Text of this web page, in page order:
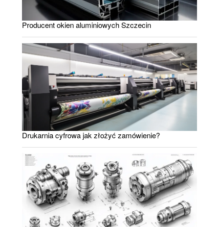
Producent okien aluminiowych Szczecin
Drukarnia cyfrowa jak złożyć zamówienie?